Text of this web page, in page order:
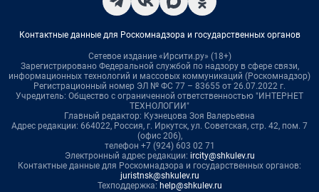
Контактные данные для Роскомнадзора и государственных органов
Сетевое издание «Ирсити.ру» (18+)
Зарегистрировано Федеральной службой по надзору в сфере связи,
информационных технологий и массовых коммуникаций (Роскомнадзор)
Регистрационный номер ЭЛ № ФС 77 – 83655 от 26.07.2022 г.
Учредитель: Общество с ограниченной ответственностью "ИНТЕРНЕТ
ТЕХНОЛОГИИ"
Главный редактор: Кузнецова Зоя Валерьевна
Адрес редакции: 664022, Россия, г. Иркутск, ул. Советская, стр. 42, пом. 7
(офис 206),
телефон +7 (924) 603 02 71
Электронный адрес редакции: ircity@shkulev.ru
Контактные данные для Роскомнадзора и государственных органов:
juristnsk@shkulev.ru
Техподдержка: help@shkulev.ru